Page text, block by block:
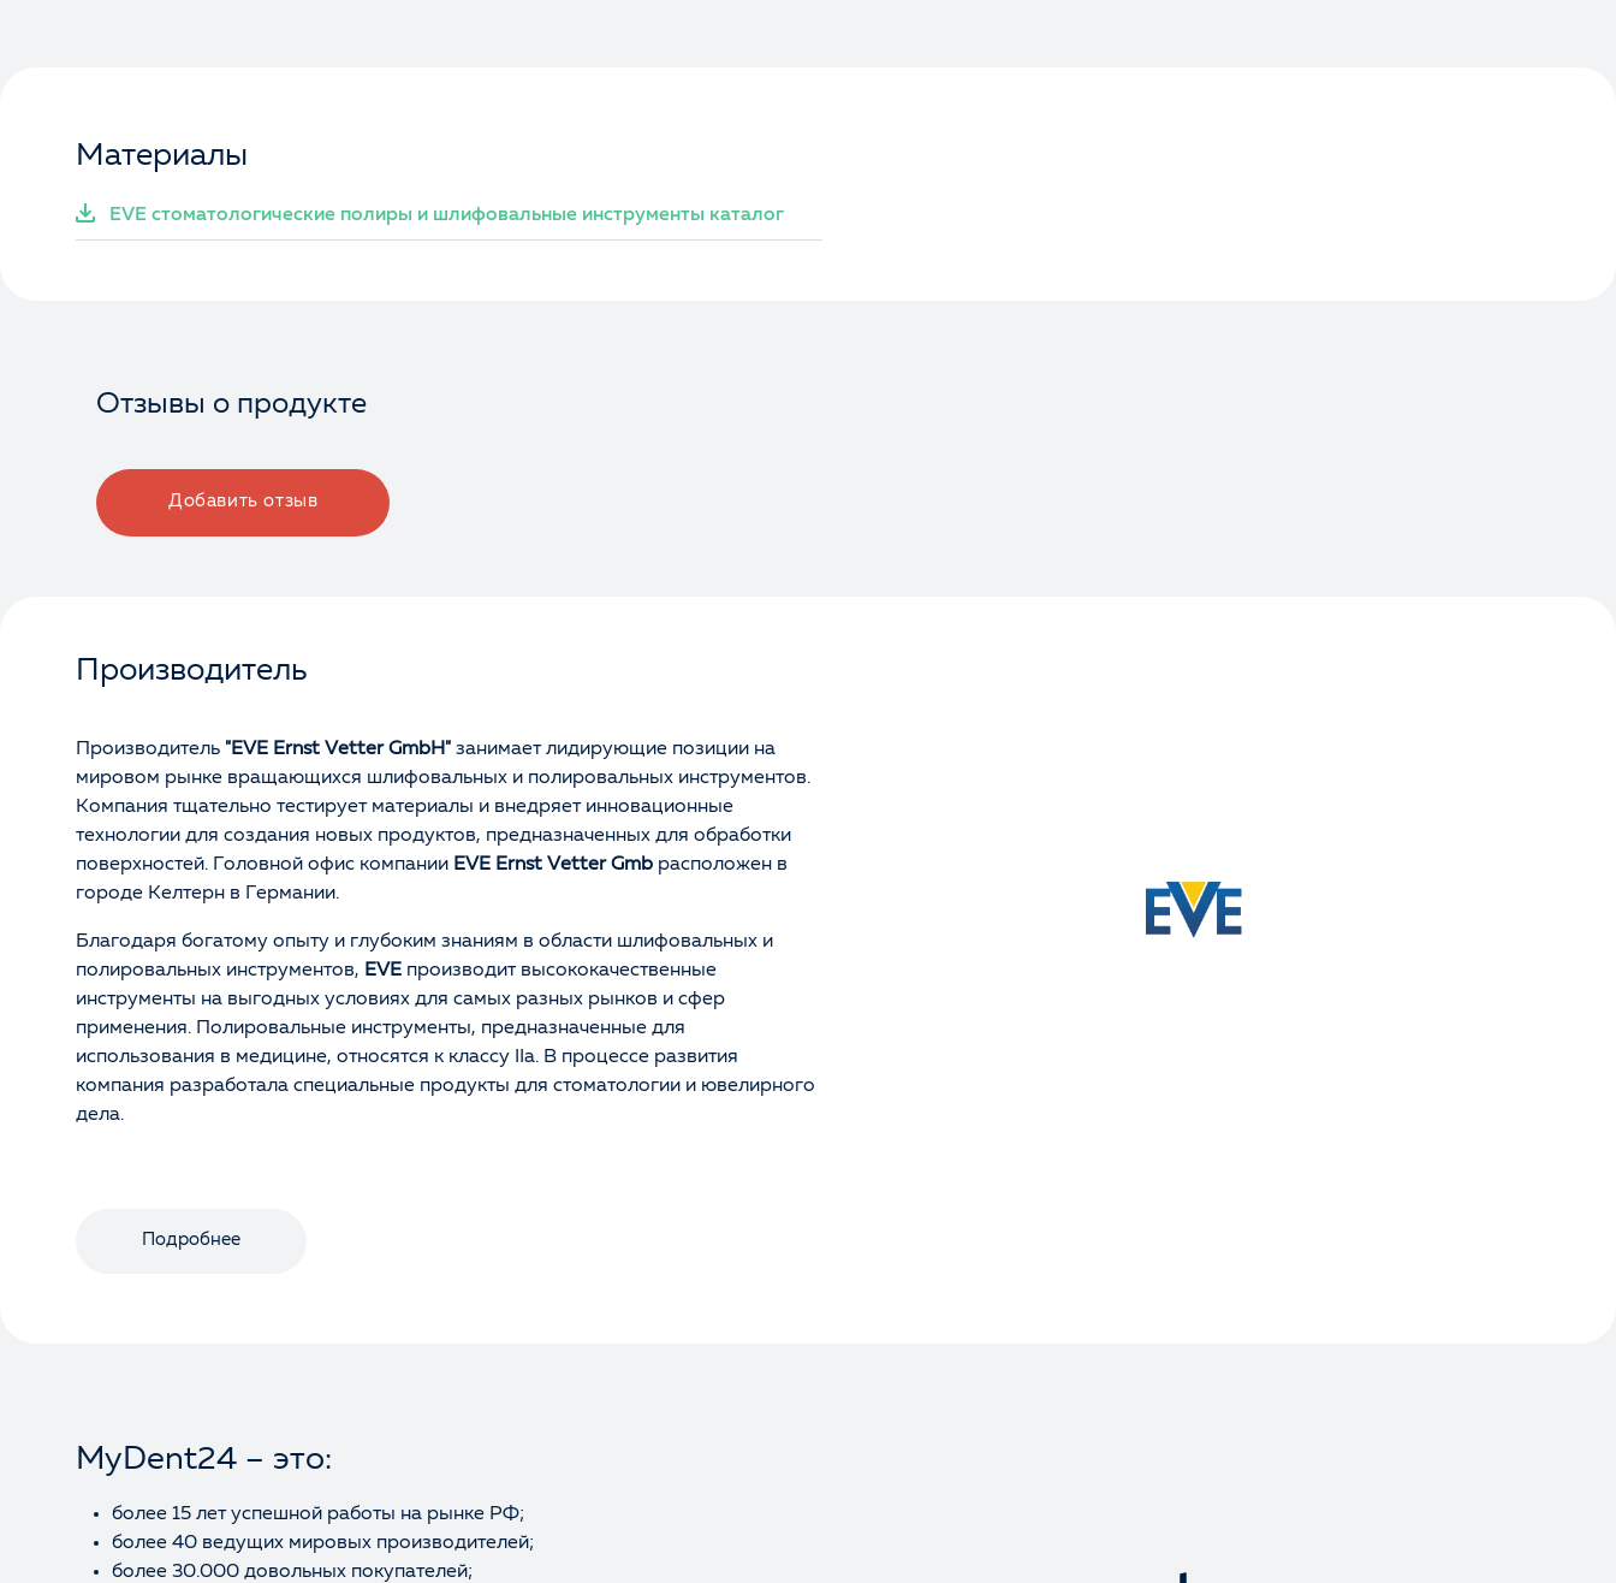
Материалы
EVE стоматологические полиры и шлифовальные инструменты каталог
Отзывы о продукте
Добавить отзыв
Производитель
Производитель "EVE Ernst Vetter GmbH" занимает лидирующие позиции на
мировом рынке вращающихся шлифовальных и полировальных инструментов.
Компания тщательно тестирует материалы и внедряет инновационные
технологии для создания новых продуктов, предназначенных для обработки
поверхностей. Головной офис компании EVE Ernst Vetter Gmb расположен в
городе Келтерн в Германии.
Благодаря богатому опыту и глубоким знаниям в области шлифовальных и
полировальных инструментов, EVE производит высококачественные
инструменты на выгодных условиях для самых разных рынков и сфер
применения. Полировальные инструменты, предназначенные для
использования в медицине, относятся к классу IIa. В процессе развития
компания разработала специальные продукты для стоматологии и ювелирного
дела.
Подробнее
MyDent24 – это:
более 15 лет успешной работы на рынке РФ;
более 40 ведущих мировых производителей;
более 30.000 довольных покупателей;